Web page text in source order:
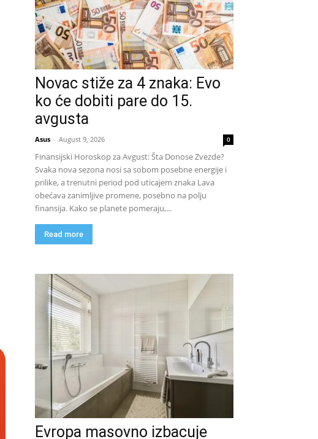
Novac stiže za 4 znaka: Evo
ko će dobiti pare do 15.
avgusta
Asus - August 9, 2026 0
Finansijski Horoskop za Avgust: Šta Donose Zvezde?
Svaka nova sezona nosi sa sobom posebne energije i
prilike, a trenutni period pod uticajem znaka Lava
obećava zanimljive promene, posebno na polju
finansija. Kako se planete pomeraju,...
Read more
Evropa masovno izbacuje